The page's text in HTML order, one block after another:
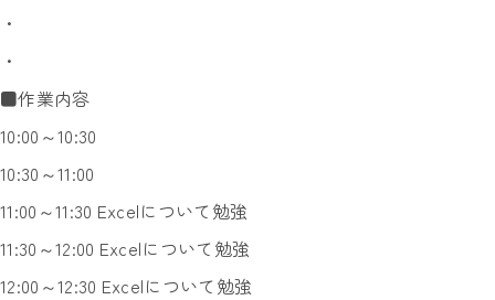
・
・
■作業内容
10:00～10:30
10:30～11:00
11:00～11:30 Excelについて勉強
11:30～12:00 Excelについて勉強
12:00～12:30 Excelについて勉強